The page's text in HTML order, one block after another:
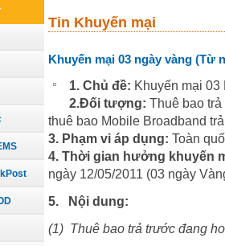
Tin Khuyến mại
Khuyến mại 03 ngày vàng (Từ
1. Chủ đề: Khuyến mại 03
2.Đối tượng: Thuê bao
thuê bao Mobile Broadband
3. Phạm vi áp dụng: Toàn
4. Thời gian hưởng khuyến
ngày 12/05/2011 (03 ngày
5.
Nội dung:
(1) Thuê bao trả trước đang